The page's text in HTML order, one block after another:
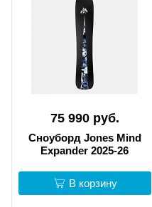
75 990 руб.
Сноуборд Jones Mind
Expander 2025-26
В корзину